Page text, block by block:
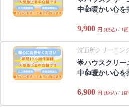
中👍暖かい心を
9,900 円 (税込) / 1
洗面所クリーニン
🌟ハウスクリー
中👍暖かい心を
6,900 円 (税込) / 1